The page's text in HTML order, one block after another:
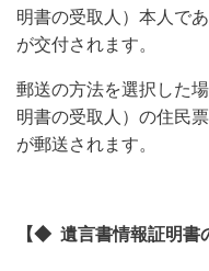
明書の受取人）本人で
が交付されます。
郵送の方法を選択した
明書の受取人）の住民
が郵送されます。
【◆ 遺言書情報証明書